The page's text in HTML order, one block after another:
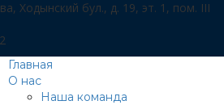
Ходынский бул., д. 19, эт. 1, пом. III
Главная
О нас
Наша команда